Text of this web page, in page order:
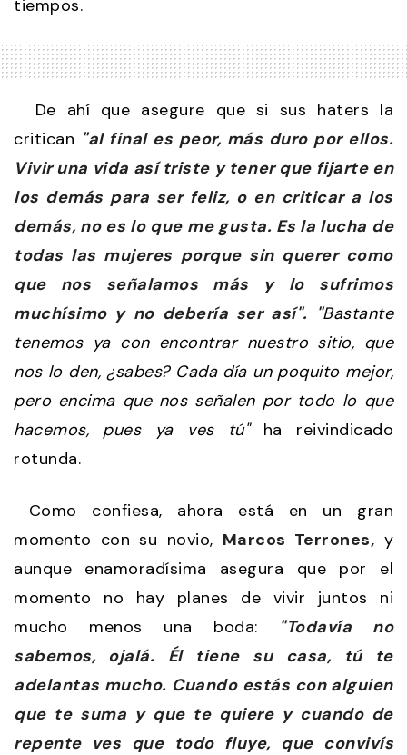
tiempos.
De ahí que asegure que si sus haters la
critican "al final es peor, más duro por ellos.
Vivir una vida así triste y tener que fijarte en
los demás para ser feliz, o en criticar a los
demás, no es lo que me gusta. Es la lucha de
todas las mujeres porque sin querer como
que nos señalamos más y lo sufrimos
muchísimo y no debería ser así". "Bastante
tenemos ya con encontrar nuestro sitio, que
nos lo den, ¿sabes? Cada día un poquito mejor,
pero encima que nos señalen por todo lo que
hacemos, pues ya ves tú"ha reivindicado
rotunda.
Como confiesa, ahora está en un gran
momento con su novio, Marcos Terrones, y
aunque enamoradísima asegura que por el
momento no hay planes de vivir juntos ni
mucho menos una boda:
"Todavía no
sabemos, ojalá. Él tiene su casa, tú te
adelantas mucho. Cuando estás con alguien
que te suma y que te quiere y cuando de
repente ves que todo fluye, que convivís